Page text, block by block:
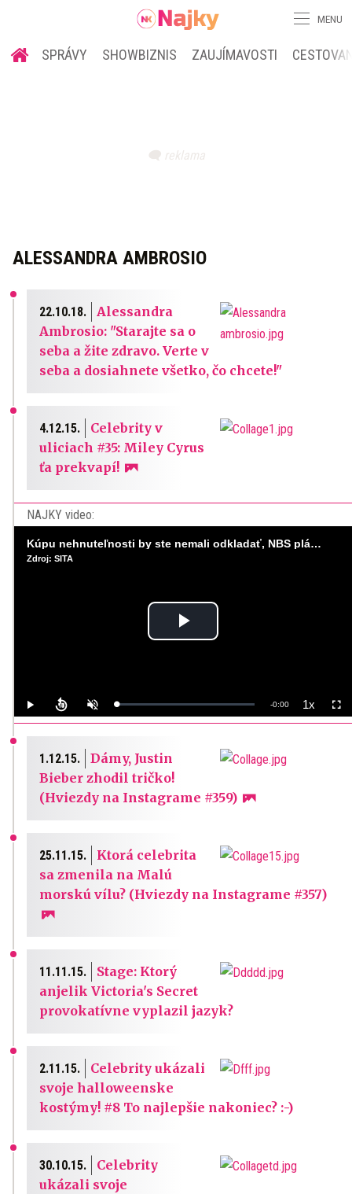
MENU
SPRÁVY SHOWBIZNIS ZAUJÍMAVOSTI
ALESSANDRA AMBROSIO
22.10.18.
Alessandra
Ambrosio: "Starajte sa o
seba a žite zdravo. Verte v
seba a dosiahnete všetko, čo chcete!"
4.12.15.
Celebrity v
uliciach #35: Miley Cyrus
ťa prekvapí!
NAJKY video:
Play
Play UnmuteLoaded:
0%
Remaining
-0:00 1xPlayback
Rate
Kúpu nehnuteľnosti by ste nemali odkladať, NBS plánuje sprísniť pravidlá pri hypotékach
Zdroj: SITA
1.12.15.
Dámy, Justin
Bieber zhodil tričko!
(Hviezdy na Instagrame #359)
25.11.15.
Ktorá celebrita
sa zmenila na Malú
morskú vílu? (Hviezdy na Instagrame #357)
11.11.15.
Stage: Ktorý
anjelik Victoria's Secret
provokatívne vyplazil jazyk?
2.11.15.
Celebrity ukázali
svoje halloweenske
kostýmy! #8 To najlepšie nakoniec? :-)
30.10.15.
Celebrity
ukázali svoje